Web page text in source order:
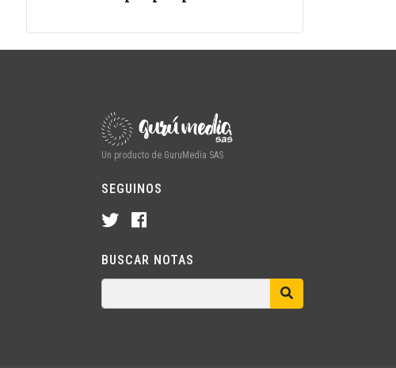
Un producto de GuruMedia SAS
SEGUINOS
BUSCAR NOTAS